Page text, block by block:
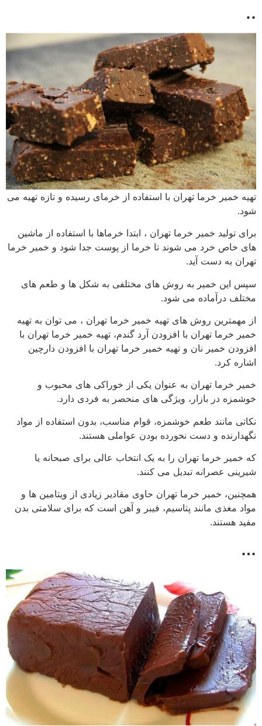
..
تهیه خمیر خرما تهران با استفاده از خرمای رسیده و تازه تهیه می
شود.
برای تولید خمیر خرما تهران ، ابتدا خرماها با استفاده از ماشین
های خاص خرد می شوند تا خرما از پوست جدا شود و خمیر خرما
تهران به دست آید.
سپس این خمیر به روش های مختلفی به شکل ها و طعم های
مختلف درآماده می شود.
از مهمترین روش های تهیه خمیر خرما تهران ، می توان به تهیه
خمیر خرما تهران با افزودن آرد گندم، تهیه خمیر خرما تهران با
افزودن خمیر نان و تهیه خمیر خرما تهران با افزودن دارچین
اشاره کرد.
خمیر خرما تهران به عنوان یکی از خوراکی های محبوب و
خوشمزه در بازار، ویژگی های منحصر به فردی دارد.
نکاتی مانند طعم خوشمزه، قوام مناسب، بدون استفاده از مواد
نگهدارنده و دست نخورده بودن عواملی هستند.
که خمیر خرما تهران را به یک انتخاب عالی برای صبحانه یا
شیرینی عصرانه تبدیل می کنند.
همچنین، خمیر خرما تهران حاوی مقادیر زیادی از ویتامین ها و
مواد مغذی مانند پتاسیم، فیبر و آهن است که برای سلامتی بدن
مفید هستند.
…